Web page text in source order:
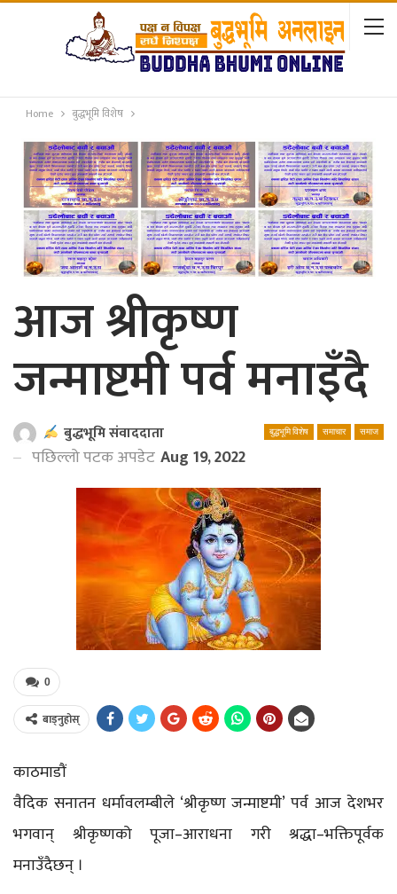
Home बुद्धभूमि विशेष
आज श्रीकृष्ण
जन्माष्टमी पर्व मनाइँदै
बुद्धभूमि विशेष समाचार समाज
बुद्धभूमि संवाददाता
पछिल्लो पटक अपडेट Aug 19, 2022
0
बाड्नुहोस्
काठमाडौं
वैदिक सनातन धर्मावलम्बीले ‘श्रीकृष्ण जन्माष्टमी’ पर्व आज देशभर
भगवान् श्रीकृष्णको पूजा–आराधना गरी श्रद्धा–भक्तिपूर्वक
मनाउँदैछन् ।